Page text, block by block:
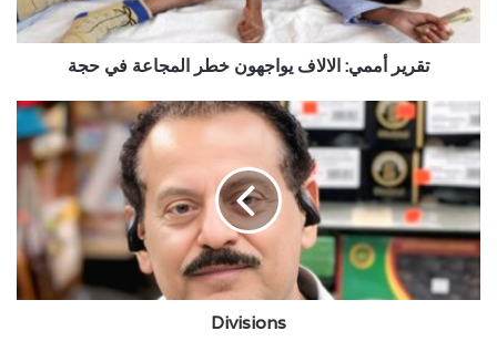
حجة
تقرير أممي: الالاف يواجهون خطر المجاعة في حجة
Divisions
Divisions